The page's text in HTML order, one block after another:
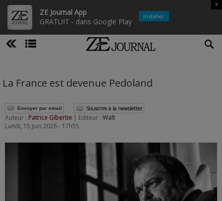
ZE Journal App
GRATUIT - dans Google Play
x
Installer
La France est devenue Pedoland
Envoyer par email Souscrire à la newsletter
Auteur : Patrice Gibertie | Editeur : Walt
Lundi, 15 Juin 2026 - 17h55